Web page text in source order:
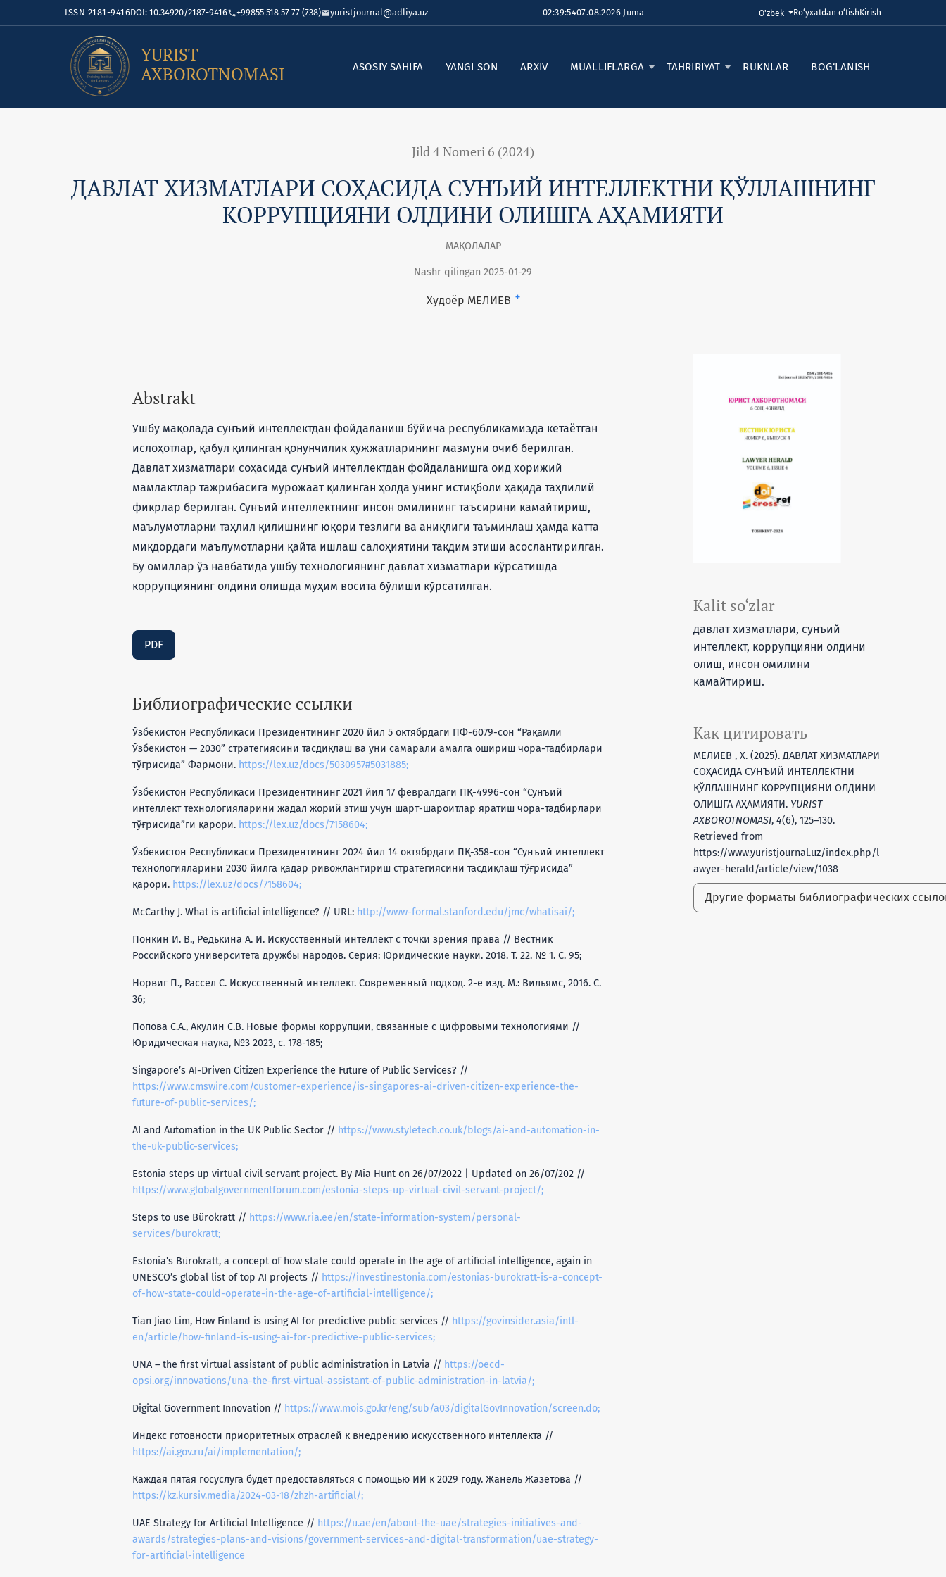
ISSN 2181-9416DOI: 10.34920/2187-9416 +99855 518 57 77 (738) yuristjournal@adliya.uz 02:39:5407.08.2026 Juma Tilni o'zgartirish. Joriy til:
O'zbek Ro‘yxatdan o‘tishKirish
YURIST
AXBOROTNOMASI
ASOSIY SAHIFA YANGI SON ARXIV MUALLIFLARGA TAHRIRIYAT RUKNLAR BOG‘LANISH
Jild 4 Nomeri 6 (2024)
ДАВЛАТ ХИЗМАТЛАРИ СОҲАСИДА СУНЪИЙ ИНТЕЛЛЕКТНИ ҚЎЛЛАШНИНГ
КОРРУПЦИЯНИ ОЛДИНИ ОЛИШГА АҲАМИЯТИ
МАҚОЛАЛАР
Nashr qilingan 2025-01-29
Худоёр МЕЛИЕВ +
Kalit so‘zlar
давлат хизматлари, сунъий
интеллект, коррупцияни олдини
олиш, инсон омилини
камайтириш.
Как цитировать
МЕЛИЕВ , Х. (2025). ДАВЛАТ ХИЗМАТЛАРИ
СОҲАСИДА СУНЪИЙ ИНТЕЛЛЕКТНИ
ҚЎЛЛАШНИНГ КОРРУПЦИЯНИ ОЛДИНИ
ОЛИШГА АҲАМИЯТИ. YURIST
AXBOROTNOMASI, 4(6), 125–130.
Retrieved from
https://www.yuristjournal.uz/index.php/l
awyer-herald/article/view/1038
Другие форматы библиографических
Abstrakt
Ушбу мақолада сунъий интеллектдан фойдаланиш бўйича республикамизда кетаётган
ислоҳотлар, қабул қилинган қонунчилик ҳужжатларининг мазмуни очиб берилган.
Давлат хизматлари соҳасида сунъий интеллектдан фойдаланишга оид хорижий
мамлактлар тажрибасига мурожаат қилинган ҳолда унинг истиқболи ҳақида таҳлилий
фикрлар берилган. Сунъий интеллектнинг инсон омилининг таъсирини камайтириш,
маълумотларни таҳлил қилишнинг юқори тезлиги ва аниқлиги таъминлаш ҳамда катта
миқдордаги маълумотларни қайта ишлаш салоҳиятини тақдим этиши асослантирилган.
Бу омиллар ўз навбатида ушбу технологиянинг давлат хизматлари кўрсатишда
коррупциянинг олдини олишда муҳим восита бўлиши кўрсатилган.
PDF
Библиографические ссылки
Ўзбекистон Республикаси Президентининг 2020 йил 5 октябрдаги ПФ-6079-сон “Рақамли
Ўзбекистон — 2030” стратегиясини тасдиқлаш ва уни самарали амалга ошириш чора-тадбирлари
тўғрисида” Фармони. https://lex.uz/docs/5030957#5031885;
Ўзбекистон Республикаси Президентининг 2021 йил 17 февралдаги ПҚ-4996-сон “Сунъий
интеллект технологияларини жадал жорий этиш учун шарт-шароитлар яратиш чора-тадбирлари
тўғрисида”ги қарори. https://lex.uz/docs/7158604;
Ўзбекистон Республикаси Президентининг 2024 йил 14 октябрдаги ПҚ-358-сон “Сунъий интеллект
технологияларини 2030 йилга қадар ривожлантириш стратегиясини тасдиқлаш тўғрисида”
қарори. https://lex.uz/docs/7158604;
McCarthy J. What is artificial intelligence? // URL: http://www-formal.stanford.edu/jmc/whatisai/;
Понкин И. В., Редькина А. И. Искусственный интеллект с точки зрения права // Вестник
Российского университета дружбы народов. Серия: Юридические науки. 2018. Т. 22. № 1. C. 95;
Норвиг П., Рассел С. Искусственный интеллект. Современный подход. 2-е изд. М.: Вильямс, 2016. С.
36;
Попова С.А., Акулин С.В. Новые формы коррупции, связанные с цифровыми технологиями //
Юридическая наука, №3 2023, с. 178-185;
Singapore’s AI-Driven Citizen Experience the Future of Public Services? //
https://www.cmswire.com/customer-experience/is-singapores-ai-driven-citizen-experience-the-
future-of-public-services/;
AI and Automation in the UK Public Sector // https://www.styletech.co.uk/blogs/ai-and-automation-in-
the-uk-public-services;
Estonia steps up virtual civil servant project. By Mia Hunt on 26/07/2022 | Updated on 26/07/202 //
https://www.globalgovernmentforum.com/estonia-steps-up-virtual-civil-servant-project/;
Steps to use Bürokratt // https://www.ria.ee/en/state-information-system/personal-
services/burokratt;
Estonia’s Bürokratt, a concept of how state could operate in the age of artificial intelligence, again in
UNESCO’s global list of top AI projects // https://investinestonia.com/estonias-burokratt-is-a-concept-
of-how-state-could-operate-in-the-age-of-artificial-intelligence/;
Tian Jiao Lim, How Finland is using AI for predictive public services // https://govinsider.asia/intl-
en/article/how-finland-is-using-ai-for-predictive-public-services;
UNA – the first virtual assistant of public administration in Latvia // https://oecd-
opsi.org/innovations/una-the-first-virtual-assistant-of-public-administration-in-latvia/;
Digital Government Innovation // https://www.mois.go.kr/eng/sub/a03/digitalGovInnovation/screen.do;
Индекс готовности приоритетных отраслей к внедрению искусственного интеллекта //
https://ai.gov.ru/ai/implementation/;
Каждая пятая госуслуга будет предоставляться с помощью ИИ к 2029 году. Жанель Жазетова //
https://kz.kursiv.media/2024-03-18/zhzh-artificial/;
UAE Strategy for Artificial Intelligence // https://u.ae/en/about-the-uae/strategies-initiatives-and-
awards/strategies-plans-and-visions/government-services-and-digital-transformation/uae-strategy-
for-artificial-intelligence